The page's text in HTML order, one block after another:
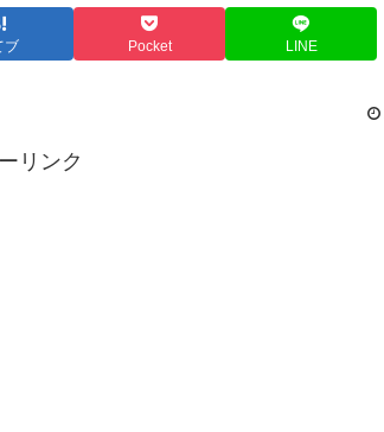
ブ Pocket LINE
リンク